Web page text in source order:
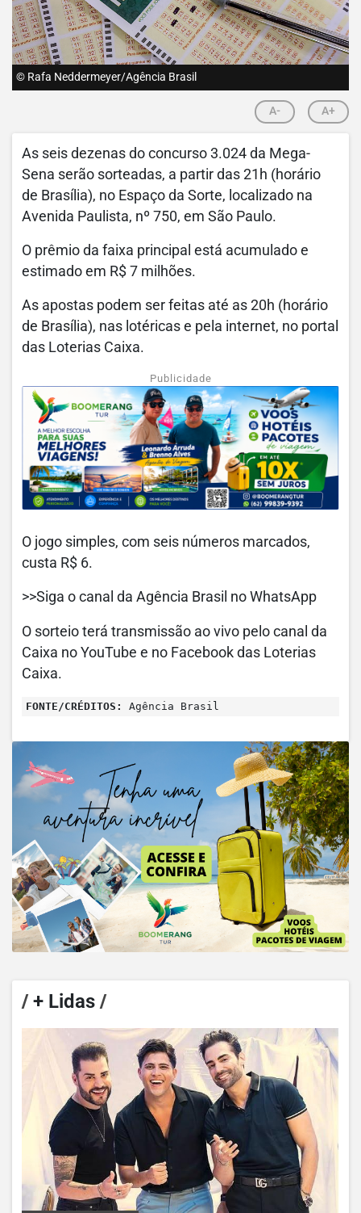
© Rafa Neddermeyer/Agência Brasil
A- A+
As seis dezenas do concurso 3.024 da Mega-
Sena serão sorteadas, a partir das 21h (horário
de Brasília), no Espaço da Sorte, localizado na
Avenida Paulista, nº 750, em São Paulo.
O prêmio da faixa principal está acumulado e
estimado em R$ 7 milhões.
As apostas podem ser feitas até as 20h (horário
de Brasília), nas lotéricas e pela internet, no portal
das Loterias Caixa.
Publicidade
O jogo simples, com seis números marcados,
custa R$ 6.
>>Siga o canal da Agência Brasil no WhatsApp
O sorteio terá transmissão ao vivo pelo canal da
Caixa no YouTube e no Facebook das Loterias
Caixa.
FONTE/CRÉDITOS: Agência Brasil
/+ Lidas /